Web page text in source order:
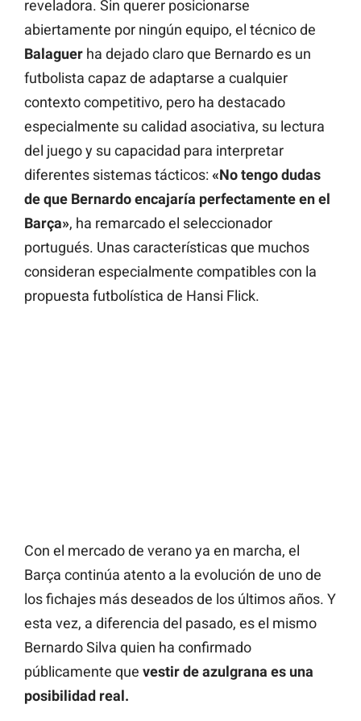
reveladora. Sin querer posicionarse
abiertamente por ningún equipo, el técnico de
Balaguer ha dejado claro que Bernardo es un
futbolista capaz de adaptarse a cualquier
contexto competitivo, pero ha destacado
especialmente su calidad asociativa, su lectura
del juego y su capacidad para interpretar
diferentes sistemas tácticos: «No tengo dudas
de que Bernardo encajaría perfectamente en el
Barça», ha remarcado el seleccionador
portugués. Unas características que muchos
consideran especialmente compatibles con la
propuesta futbolística de Hansi Flick.
Con el mercado de verano ya en marcha, el
Barça continúa atento a la evolución de uno de
los fichajes más deseados de los últimos años. Y
esta vez, a diferencia del pasado, es el mismo
Bernardo Silva quien ha confirmado
públicamente que vestir de azulgrana es una
posibilidad real.